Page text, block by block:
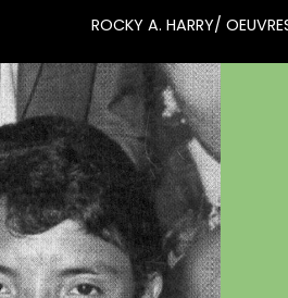
ROCKY A. HARRY/